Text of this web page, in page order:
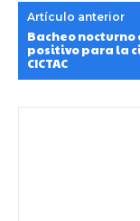
Artículo anterior
Bacheo nocturno
positivo para la
CICTAC